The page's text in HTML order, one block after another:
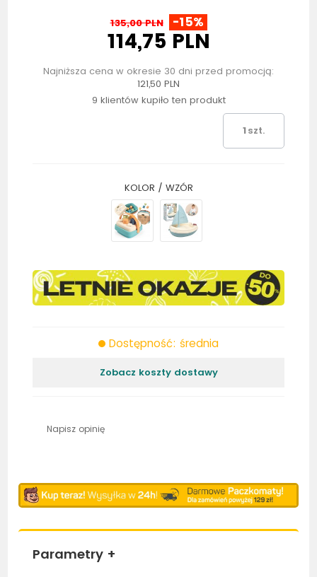
135,00 PLN -15%
114,75 PLN
Najniższa cena w okresie 30 dni przed promocją:
121,50 PLN
9 klientów kupiło ten produkt
szt.
KOLOR / WZÓR
Dostępność: średnia
Zobacz koszty dostawy
Napisz opinię
Parametry +